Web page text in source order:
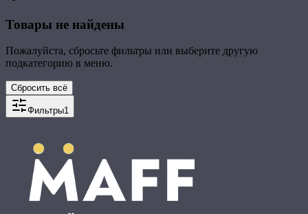
Товары не найдены
Пожалуйста, сбросьте фильтры или выберите другую
подкатегорию в меню.
Сбросить всё
Фильтры1